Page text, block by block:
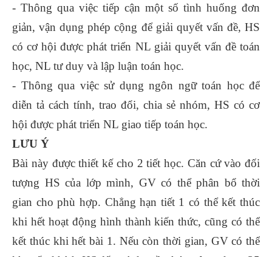
- Thông qua việc tiếp cận một số tình huống đơn
giản, vận dụng phép cộng để giải quyết vấn đề, HS
có cơ hội được phát triển NL giải quyết vấn đề toán
học, NL tư duy và lập luận toán học.
- Thông qua việc sử dụng ngôn ngữ toán học để
diễn tả cách tính, trao đổi, chia sẻ nhóm, HS có cơ
hội được phát triển NL giao tiếp toán học.
LƯU Ý
Bài này được thiết kế cho 2 tiết học. Căn cứ vào đối
tượng HS của lớp mình, GV có thể phân bổ thời
gian cho phù hợp. Chẳng hạn tiết 1 có thể kết thúc
khi hết hoạt động hình thành kiến thức, cũng có thể
kết thúc khi hết bài 1. Nếu còn thời gian, GV có thể